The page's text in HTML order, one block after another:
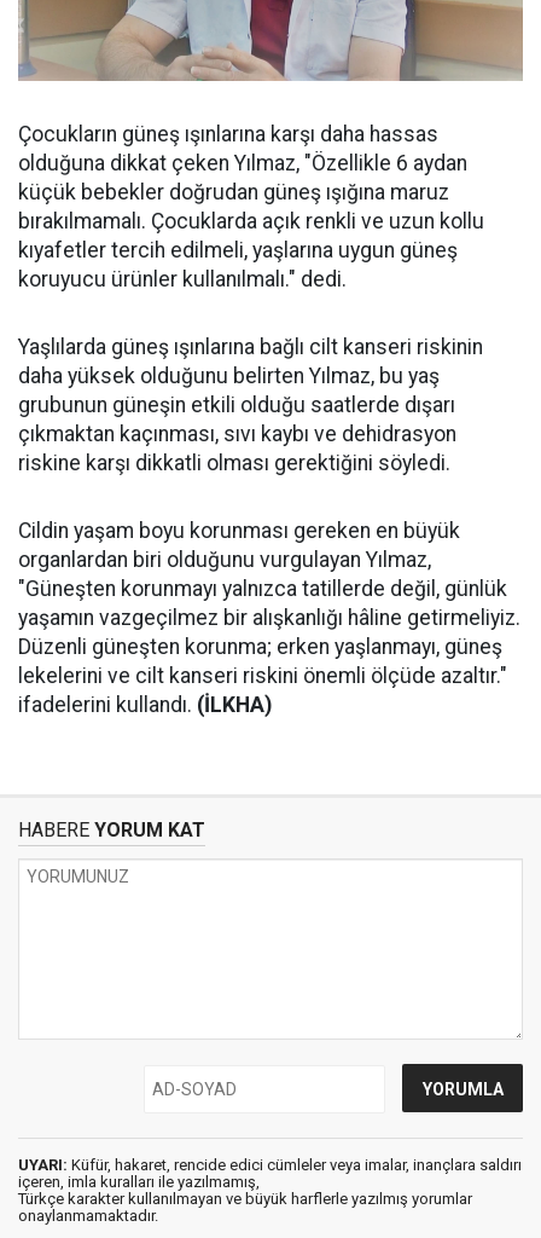
Çocukların güneş ışınlarına karşı daha hassas
olduğuna dikkat çeken Yılmaz, "Özellikle 6 aydan
küçük bebekler doğrudan güneş ışığına maruz
bırakılmamalı. Çocuklarda açık renkli ve uzun kollu
kıyafetler tercih edilmeli, yaşlarına uygun güneş
koruyucu ürünler kullanılmalı." dedi.
Yaşlılarda güneş ışınlarına bağlı cilt kanseri riskinin
daha yüksek olduğunu belirten Yılmaz, bu yaş
grubunun güneşin etkili olduğu saatlerde dışarı
çıkmaktan kaçınması, sıvı kaybı ve dehidrasyon
riskine karşı dikkatli olması gerektiğini söyledi.
Cildin yaşam boyu korunması gereken en büyük
organlardan biri olduğunu vurgulayan Yılmaz,
"Güneşten korunmayı yalnızca tatillerde değil, günlük
yaşamın vazgeçilmez bir alışkanlığı hâline getirmeliyiz.
Düzenli güneşten korunma; erken yaşlanmayı, güneş
lekelerini ve cilt kanseri riskini önemli ölçüde azaltır."
ifadelerini kullandı. (İLKHA)
HABERE YORUM KAT
UYARI: Küfür, hakaret, rencide edici cümleler veya imalar, inançlara saldırı
içeren, imla kuralları ile yazılmamış,
Türkçe karakter kullanılmayan ve büyük harflerle yazılmış yorumlar
onaylanmamaktadır.